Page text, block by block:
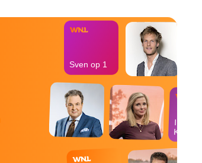
In de
Kantine
Sven op 1